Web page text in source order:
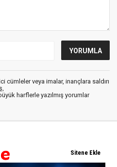
cümleler veya imalar, inançlara saldırı
harflerle yazılmış yorumlar